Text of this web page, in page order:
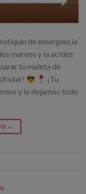
de emergencia
mareos y la acidez
tu maleta de
¡Tu
y lo dejamos todo
→